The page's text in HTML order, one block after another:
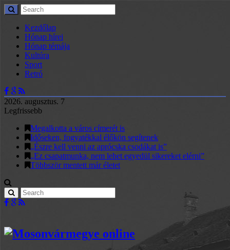
Kezdőlap
Hónap hírei
Hónap témája
Kultúra
Sport
Retró
2026. augusztus. 7
Legfrissebb
Megalkotta a város címerét is
Időseken, fogyatékkal élőkön segítenek
„Észre kell venni az aprócska csodákat is”
„Ez csapatmunka, nem lehet egyedül sikereket elérni”
Többször mentett már életet